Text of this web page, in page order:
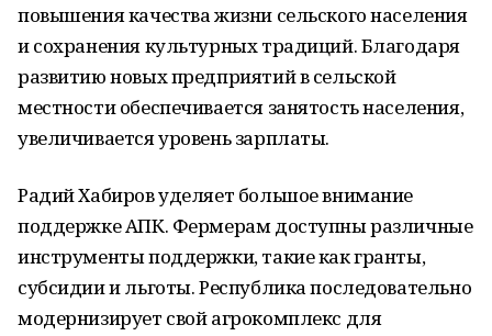
повышения качества жизни сельского населения
и сохранения культурных традиций. Благодаря
развитию новых предприятий в сельской
местности обеспечивается занятость населения,
увеличивается уровень зарплаты.
Радий Хабиров уделяет большое внимание
поддержке АПК. Фермерам доступны различные
инструменты поддержки, такие как гранты,
субсидии и льготы. Республика последовательно
модернизирует свой агрокомплекс для